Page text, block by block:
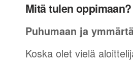
Mitä tulen oppimaan?
Puhumaan ja
Koska olet vielä